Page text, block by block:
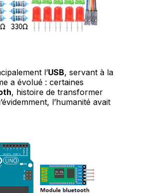
l’USB, servant à la
a évolué : certaines
, histoire de transformer
l’humanité avait